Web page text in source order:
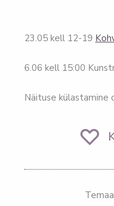
23.05 kell 12-19
6.06 kell 15:00
Näituse külastamine